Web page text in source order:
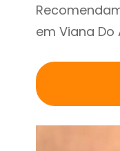
em Viana